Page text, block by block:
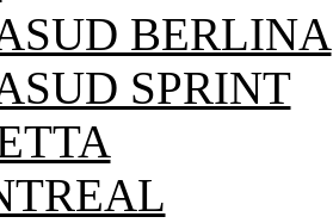
BERLINA
SPRINT